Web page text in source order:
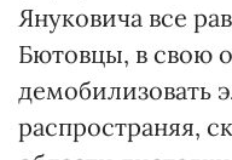
Януковича все
Бютовцы, в свою
демобилизовать
распространяя,